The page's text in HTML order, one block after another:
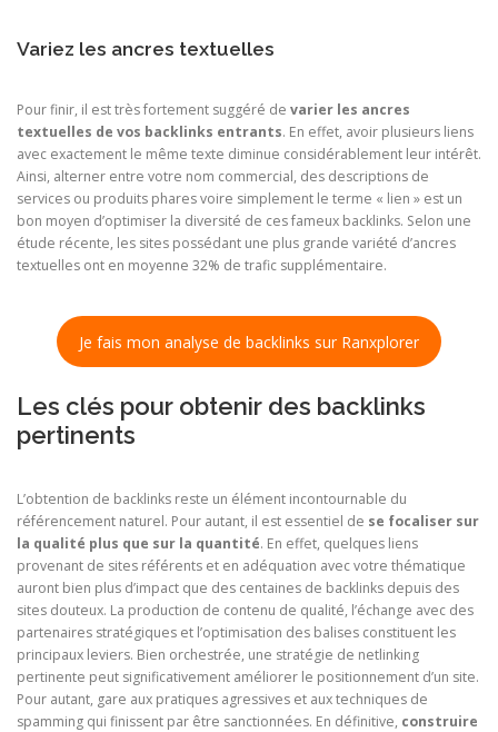
Variez les ancres textuelles
Pour finir, il est très fortement suggéré de varier les ancres
textuelles de vos backlinks entrants. En effet, avoir plusieurs liens
avec exactement le même texte diminue considérablement leur intérêt.
Ainsi, alterner entre votre nom commercial, des descriptions de
services ou produits phares voire simplement le terme « lien » est un
bon moyen d’optimiser la diversité de ces fameux backlinks. Selon une
étude récente, les sites possédant une plus grande variété d’ancres
textuelles ont en moyenne 32% de trafic supplémentaire.
Je fais mon analyse de backlinks sur Ranxplorer
Les clés pour obtenir des backlinks
pertinents
L’obtention de backlinks reste un élément incontournable du
référencement naturel. Pour autant, il est essentiel de se focaliser sur
la qualité plus que sur la quantité. En effet, quelques liens
provenant de sites référents et en adéquation avec votre thématique
auront bien plus d’impact que des centaines de backlinks depuis des
sites douteux. La production de contenu de qualité, l’échange avec des
partenaires stratégiques et l’optimisation des balises constituent les
principaux leviers. Bien orchestrée, une stratégie de netlinking
pertinente peut significativement améliorer le positionnement d’un site.
Pour autant, gare aux pratiques agressives et aux techniques de
spamming qui finissent par être sanctionnées. En définitive, construire